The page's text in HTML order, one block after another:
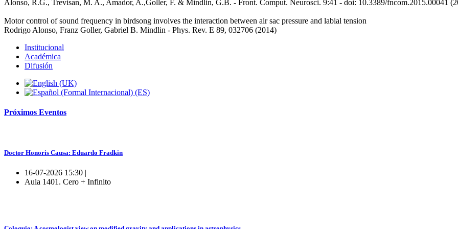
Alonso, R.G., Trevisan, M. A., Amador, A.,Goller, F. & Mindlin, G.B. - Front. Comput. Neurosci. 9:41 - doi: 10.3389/fncom.2015.00041
Motor control of sound frequency in birdsong involves the interaction between air sac pressure and labial tension
Rodrigo Alonso, Franz Goller, Gabriel B. Mindlin - Phys. Rev. E 89, 032706 (2014)
Institucional
Académica
Difusión
Próximos Eventos
Doctor Honoris Causa: Eduardo Fradkin
16-07-2026 15:30 |
Aula 1401. Cero + Infinito